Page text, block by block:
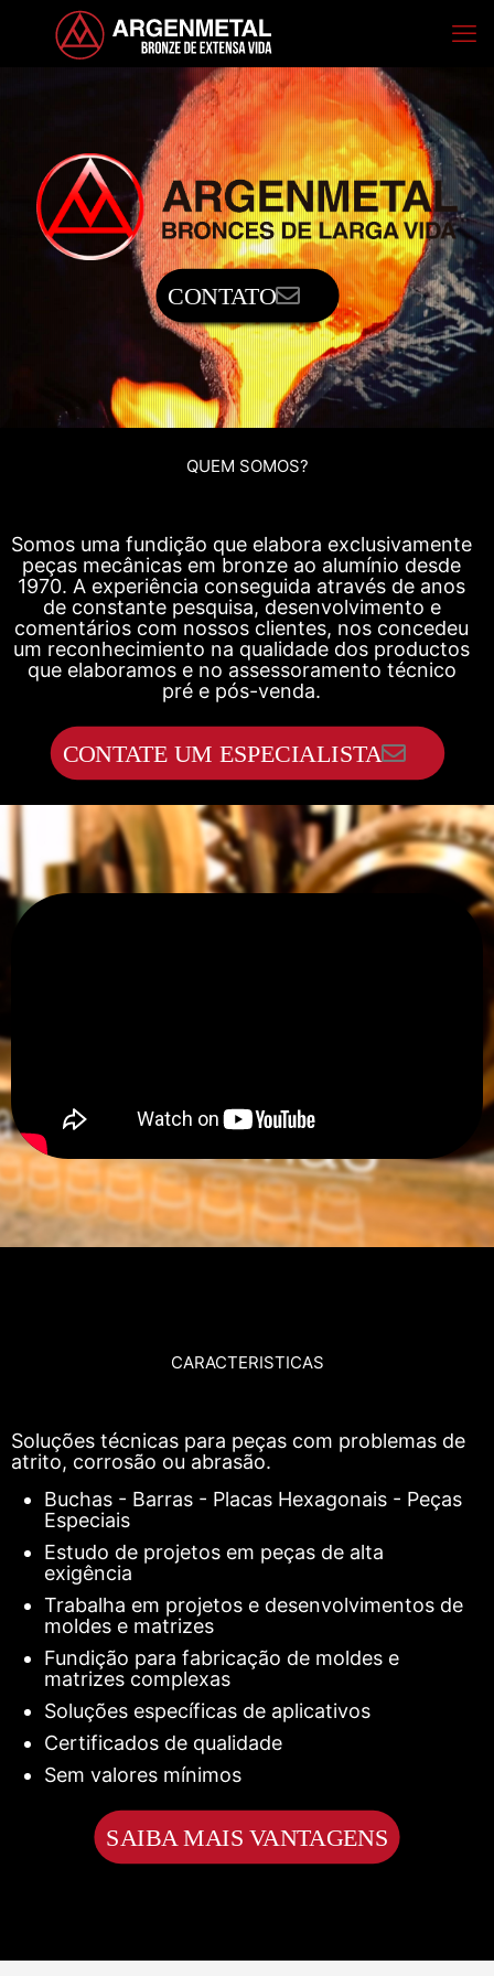
CONTATO
QUEM SOMOS?
Somos uma fundição que elabora exclusivamente
peças mecânicas em bronze ao alumínio desde
1970. A experiência conseguida através de anos
de constante pesquisa, desenvolvimento e
comentários com nossos clientes, nos concedeu
um reconhecimiento na qualidade dos productos
que elaboramos e no assessoramento técnico
pré e pós-venda.
CONTATE UM ESPECIALISTA
CARACTERISTICAS
Soluções técnicas para peças com problemas de
atrito, corrosão ou abrasão.
Buchas - Barras - Placas Hexagonais - Peças
Especiais
Estudo de projetos em peças de alta
exigência
Trabalha em projetos e desenvolvimentos de
moldes e matrizes
Fundição para fabricação de moldes e
matrizes complexas
Soluções específicas de aplicativos
Certificados de qualidade
Sem valores mínimos
SAIBA MAIS VANTAGENS